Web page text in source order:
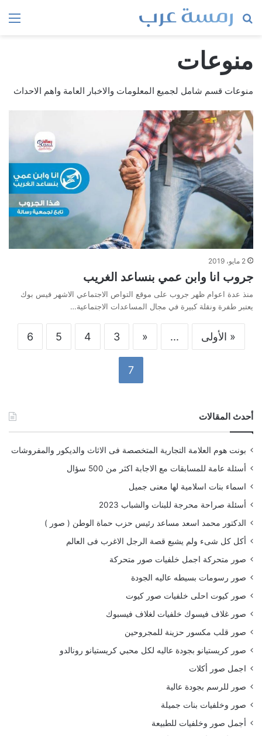
بحث
منوعات
منوعات قسم شامل لجميع المعلومات والاخبار العامة واهم الاحداث
2 مايو، 2019
جروب انا وابن عمي بنساعد الغريب
منذ عدة اعوام ظهر جروب على موقع التواص الاجتماعي الاشهر فيس بوك
يعتبر طفرة ونقلة كبيرة في مجال المساعدات الاجتماعية…
« الأولى ...
«
3
4
5
6
7
أحدث المقالات
بونت هوم العلامة التجارية المتخصصة فى الاثاث والديكور والمفروشات
أسئلة عامة للمسابقات مع الاجابة اكثر من 500 سؤال
اسماء بنات اسلامية لها معنى جميل
أسئلة صراحة محرجة للبنات والشباب 2023
الدكتور محمد اسعد مساعد رئيس حزب حماة الوطن ( صور )
أكل كل شىء ولم يشبع قصة الرجل الاغرب فى العالم
صور متحركة اجمل خلفيات صور متحركة
صور رسومات بسيطه عاليه الجودة
صور كيوت احلى خلفيات صور كيوت
صور غلاف فيسوك خلفيات لغلاف فيسبوك
صور قلب مكسور حزينة للمجروحين
صور كريستيانو بجودة عاليه لكل محبي كريستيانو رونالدو
اجمل صور أكلات
صور للرسم بجودة عالية
صور وخلفيات بنات جميلة
أجمل صور وخلفيات للطبيعة